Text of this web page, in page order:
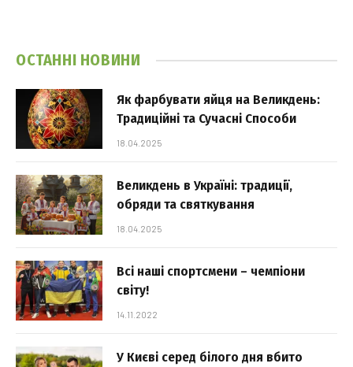
ОСТАННІ НОВИНИ
Як фарбувати яйця на Великдень:
Традиційні та Сучасні Способи
18.04.2025
Великдень в Україні: традиції,
обряди та святкування
18.04.2025
Всі наші спортсмени – чемпіони
світу!
14.11.2022
У Києві серед білого дня вбито